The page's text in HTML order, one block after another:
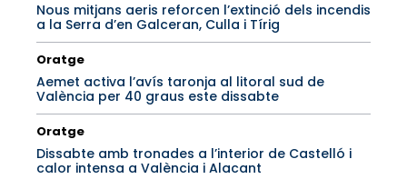
Nous mitjans aeris reforcen l’extinció dels incendis
a la Serra d’en Galceran, Culla i Tírig
Oratge
Aemet activa l’avís taronja al litoral sud de
València per 40 graus este dissabte
Oratge
Dissabte amb tronades a l’interior de Castelló i
calor intensa a València i Alacant